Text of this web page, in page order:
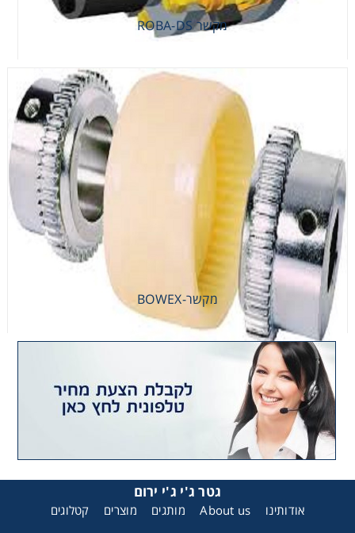
מקשר ROBA-DS
מקשר-BOWEX
גטר ג'י ג'י ירום
אודותינו About us מותגים מוצרים קטלוגים
מקשר ROBA-DS
מקשר-BOWEX